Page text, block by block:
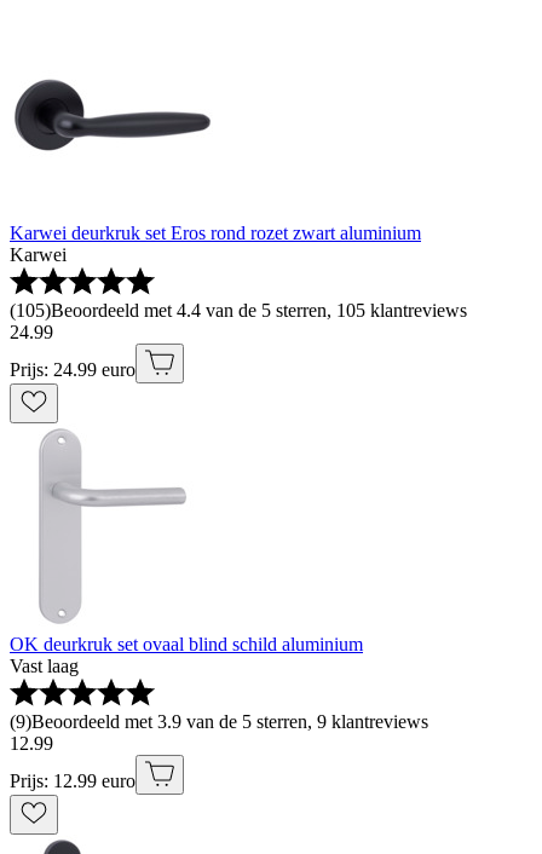
Karwei deurkruk set Eros rond rozet zwart aluminium
Karwei
(105)Beoordeeld met 4.4 van de 5 sterren, 105 klantreviews
24.99
Prijs: 24.99 euro
OK deurkruk set ovaal blind schild aluminium
Vast laag
(9)Beoordeeld met 3.9 van de 5 sterren, 9 klantreviews
12.99
Prijs: 12.99 euro